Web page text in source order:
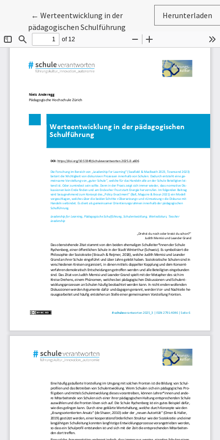
←Zu Artikeldetails zurückkehren
Werteentwicklung in der
pädagogischen Schulführung
Herunterladen